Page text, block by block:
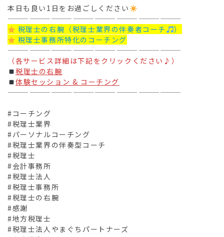
本日も良い1日をお過ごしください
————————————————————————
税理士の右腕（税理士業界の伴奏者コーチ
）
税理士事務所特化のコーチング
————————————————————————
（各サービス詳細は下記をクリックください♪）
税理士の右腕
体験セッション & コーチング
————————————————————————
#コーチング
#税理士業界
#パーソナルコーチング
#税理士業界の伴奏型コーチ
#税理士
#会計事務所
#税理士法人
#税理士事務所
#税理士の右腕
#感謝
#地方税理士
#税理士法人やまぐちパートナーズ